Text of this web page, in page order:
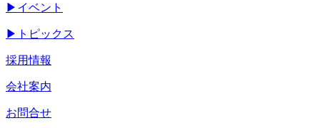
▶ イベント
▶ トピックス
採用情報
会社案内
お問合せ